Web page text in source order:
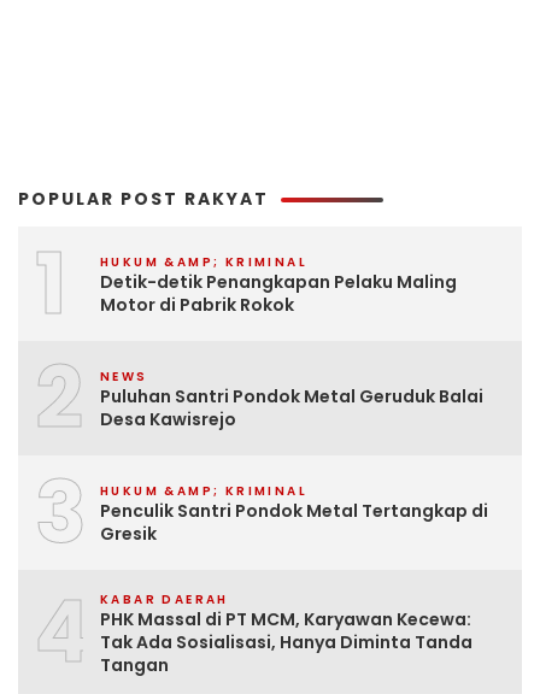
POPULAR POST RAKYAT
1 HUKUM &AMP; KRIMINAL
Detik-detik Penangkapan Pelaku Maling
Motor di Pabrik Rokok
2 NEWS
Puluhan Santri Pondok Metal Geruduk Balai
Desa Kawisrejo
3 HUKUM &AMP; KRIMINAL
Penculik Santri Pondok Metal Tertangkap di
Gresik
4 KABAR DAERAH
PHK Massal di PT MCM, Karyawan Kecewa:
Tak Ada Sosialisasi, Hanya Diminta Tanda
Tangan